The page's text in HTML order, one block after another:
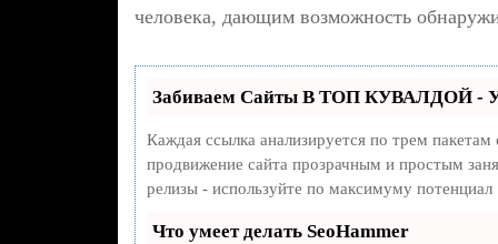
человека, дающим возможность
Забиваем Сайты В ТОП КУВАЛДОЙ -
Каждая ссылка анализируется по трем
продвижение сайта прозрачным и простым
релизы - используйте по максимуму
Что умеет делать SeoHammer